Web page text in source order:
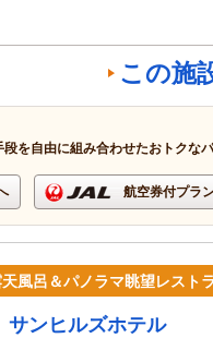
この施
段を自由に組み合わせたおトクな
航空券付プラ
風呂＆パノラマ眺望レスト
サンヒルズホテル